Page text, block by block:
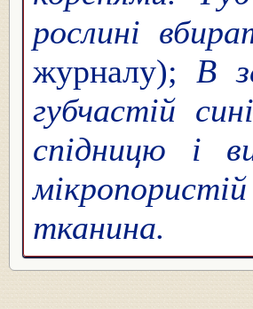
рослині
журналу); В
губчастій
спідницю і
тканина.